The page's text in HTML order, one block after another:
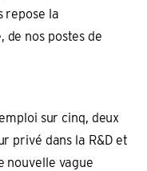
repose la
nos postes de
sur cinq, deux
privé dans la R&D et
nouvelle vague